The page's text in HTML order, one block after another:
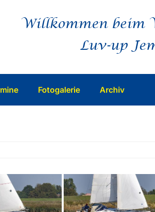
Willkommen beim
Luv-up
Fotogalerie Archiv